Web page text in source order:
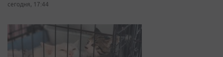
сегодня, 17:44